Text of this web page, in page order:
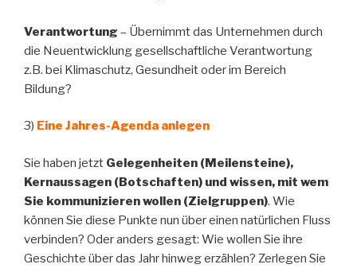
Verantwortung – Übernimmt das Unternehmen durch
die Neuentwicklung gesellschaftliche Verantwortung
z.B. bei Klimaschutz, Gesundheit oder im Bereich
Bildung?
3) Eine Jahres-Agenda anlegen
Sie haben jetzt Gelegenheiten (Meilensteine),
Kernaussagen (Botschaften) und wissen, mit wem
Sie kommunizieren wollen (Zielgruppen). Wie
können Sie diese Punkte nun über einen natürlichen Fluss
verbinden? Oder anders gesagt: Wie wollen Sie ihre
Geschichte über das Jahr hinweg erzählen? Zerlegen Sie